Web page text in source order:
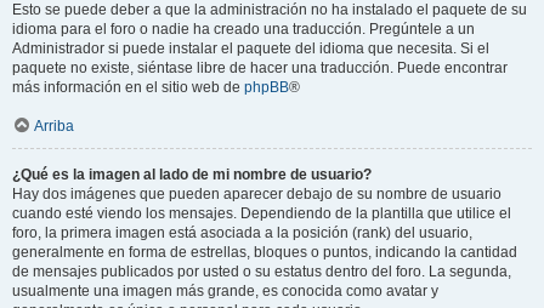
Esto se puede deber a que la administración no ha instalado el paquete de su
idioma para el foro o nadie ha creado una traducción. Pregúntele a un
Administrador si puede instalar el paquete del idioma que necesita. Si el
paquete no existe, siéntase libre de hacer una traducción. Puede encontrar
más información en el sitio web de phpBB®
Arriba
¿Qué es la imagen al lado de mi nombre de usuario?
Hay dos imágenes que pueden aparecer debajo de su nombre de usuario
cuando esté viendo los mensajes. Dependiendo de la plantilla que utilice el
foro, la primera imagen está asociada a la posición (rank) del usuario,
generalmente en forma de estrellas, bloques o puntos, indicando la cantidad
de mensajes publicados por usted o su estatus dentro del foro. La segunda,
usualmente una imagen más grande, es conocida como avatar y